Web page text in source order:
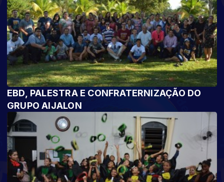
EBD, PALESTRA E CONFRATERNIZAÇÃO DO
GRUPO AIJALON